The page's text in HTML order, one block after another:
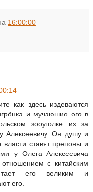
16:00:00
как здесь издеваются
и мучаюшие его в
зооуголке из за
Алексеевичу. Он душу и
власти ставят препоны и
у Олега Алексеевича
с китайским
его великим и
его.